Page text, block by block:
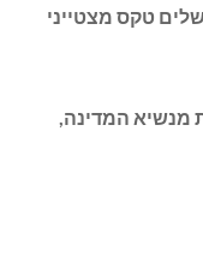
טקס מצטייני
מנשיא המדינה,